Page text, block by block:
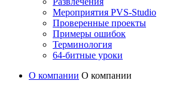
Мероприятия PVS-Studio
Проверенные проекты
Примеры ошибок
Терминология
64-битные уроки
О компании О компании